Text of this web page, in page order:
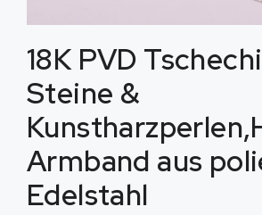
18K PVD
Steine &
Armband aus
Edelstahl